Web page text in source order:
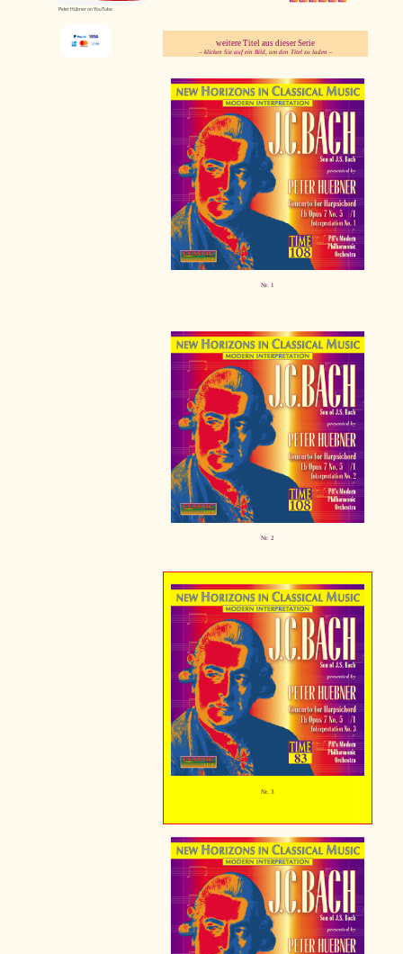
Peter Hübner on YouTube
weitere Titel aus dieser Serie
– klicken Sie auf ein Bild, um den Titel zu laden –
Nr. 1
Nr. 2
Nr. 3